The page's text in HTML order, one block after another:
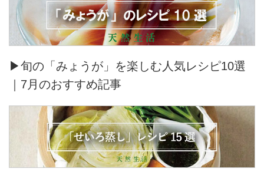
▶旬の「みょうが」を楽しむ人気レシピ10選
｜7月のおすすめ記事